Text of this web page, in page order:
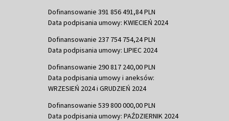
Dofinansowanie 391 856 491,84 PLN
Data podpisania umowy: KWIECIEŃ 2024
Dofinansowanie 237 754 754,24 PLN
Data podpisania umowy: LIPIEC 2024
Dofinansowanie 290 817 240,00 PLN
Data podpisania umowy i aneksów:
WRZESIEŃ 2024 i GRUDZIEŃ 2024
Dofinansowanie 539 800 000,00 PLN
Data podpisania umowy: PAŹDZIERNIK 2024